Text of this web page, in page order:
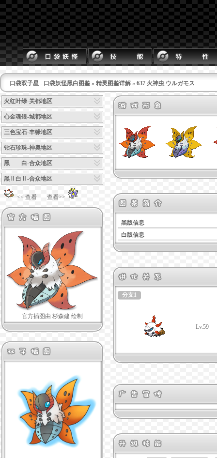
口袋双子星 - 口袋妖怪黑白图鉴 » 精灵图鉴详解 » 637 火神虫 ウルガモス
火红叶绿-关都地区
心金魂银-城都地区
三色宝石-丰缘地区
钻石珍珠-神奥地区
黑 白-合众地区
黑Ⅱ白Ⅱ-合众地区
<< 查看 查看>>
官方插图由 杉森建 绘制
黑版信息
白版信息
分支1
Lv.59